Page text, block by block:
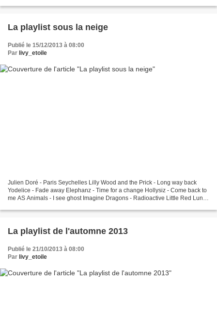
La playlist sous la neige
Publié le 15/12/2013 à 08:00
Par livy_etoile
Julien Doré - Paris Seychelles Lilly Wood and the Prick - Long way back
Yodelice - Fade away Elephanz - Time for a change Hollysiz - Come back to
me AS Animals - I see ghost Imagine Dragons - Radioactive Little Red Lung
La playlist de l'automne 2013
Publié le 21/10/2013 à 08:00
Par livy_etoile